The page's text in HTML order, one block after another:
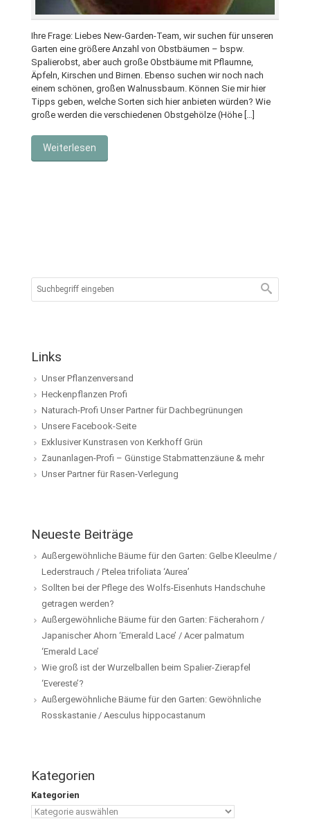
Ihre Frage: Liebes New-Garden-Team, wir suchen für unseren
Garten eine größere Anzahl von Obstbäumen – bspw.
Spalierobst, aber auch große Obstbäume mit Pflaumne,
Äpfeln, Kirschen und Birnen. Ebenso suchen wir noch nach
einem schönen, großen Walnussbaum. Können Sie mir hier
Tipps geben, welche Sorten sich hier anbieten würden? Wie
große werden die verschiedenen Obstgehölze (Höhe […]
Weiterlesen
Links
Unser Pflanzenversand
Heckenpflanzen Profi
Naturach-Profi Unser Partner für Dachbegrünungen
Unsere Facebook-Seite
Exklusiver Kunstrasen von Kerkhoff Grün
Zaunanlagen-Profi – Günstige Stabmattenzäune & mehr
Unser Partner für Rasen-Verlegung
Neueste Beiträge
Außergewöhnliche Bäume für den Garten: Gelbe Kleeulme /
Lederstrauch / Ptelea trifoliata ‘Aurea’
Sollten bei der Pflege des Wolfs-Eisenhuts Handschuhe
getragen werden?
Außergewöhnliche Bäume für den Garten: Fächerahorn /
Japanischer Ahorn ‘Emerald Lace’ / Acer palmatum
‘Emerald Lace’
Wie groß ist der Wurzelballen beim Spalier-Zierapfel
‘Evereste’?
Außergewöhnliche Bäume für den Garten: Gewöhnliche
Rosskastanie / Aesculus hippocastanum
Kategorien
Kategorien